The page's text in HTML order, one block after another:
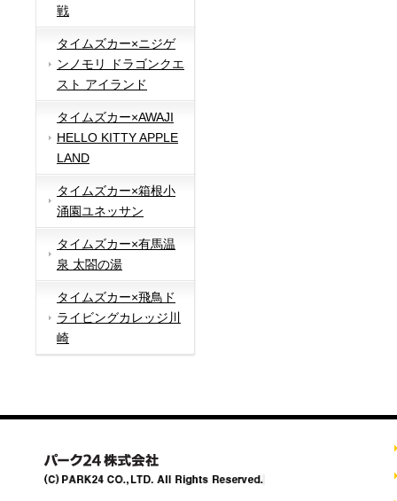
戦
タイムズカー×ニジゲ
ンノモリ ドラゴンクエ
スト アイランド
タイムズカー×AWAJI
HELLO KITTY APPLE
LAND
タイムズカー×箱根小
涌園ユネッサン
タイムズカー×有馬温
泉 太閤の湯
タイムズカー×飛鳥ド
ライビングカレッジ川
崎